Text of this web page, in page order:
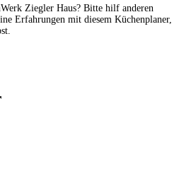
Ziegler Haus? Bitte hilf anderen
Erfahrungen mit diesem Küchenplaner,